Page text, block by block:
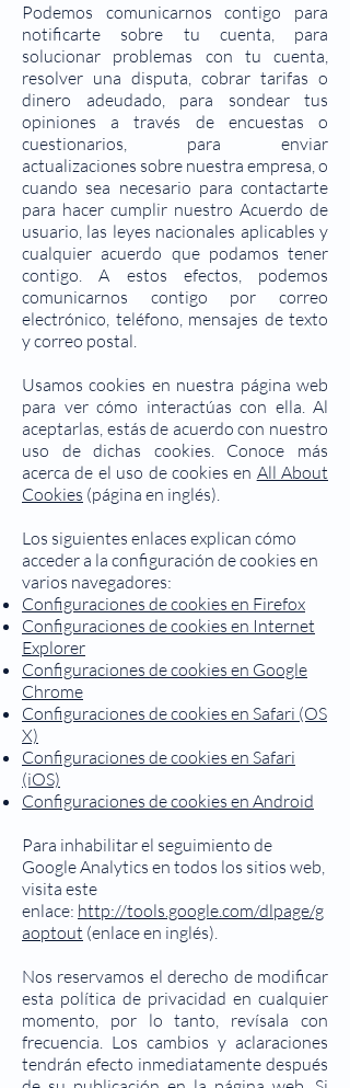
Podemos comunicarnos contigo para
notificarte sobre tu cuenta, para
solucionar problemas con tu cuenta,
resolver una disputa, cobrar tarifas o
dinero adeudado, para sondear tus
opiniones a través de encuestas o
cuestionarios, para enviar
actualizaciones sobre nuestra empresa, o
cuando sea necesario para contactarte
para hacer cumplir nuestro Acuerdo de
usuario, las leyes nacionales aplicables y
cualquier acuerdo que podamos tener
contigo. A estos efectos, podemos
comunicarnos contigo por correo
electrónico, teléfono, mensajes de texto
y correo postal.
Usamos cookies en nuestra página web
para ver cómo interactúas con ella. Al
aceptarlas, estás de acuerdo con nuestro
uso de dichas cookies. Conoce más
acerca de el uso de cookies en All About
Cookies (página en inglés).
Los siguientes enlaces explican cómo
acceder a la configuración de cookies en
varios navegadores:
Configuraciones de cookies en Firefox
Configuraciones de cookies en Internet
Explorer
Configuraciones de cookies en Google
Chrome
Configuraciones de cookies en Safari (OS
X)
Configuraciones de cookies en Safari
(iOS)
Configuraciones de cookies en Android
Para inhabilitar el seguimiento de
Google Analytics en todos los sitios web,
visita este
enlace: http://tools.google.com/dlpage/g
aoptout (enlace en inglés).
Nos reservamos el derecho de modificar
esta política de privacidad en cualquier
momento, por lo tanto, revísala con
frecuencia. Los cambios y aclaraciones
tendrán efecto inmediatamente después